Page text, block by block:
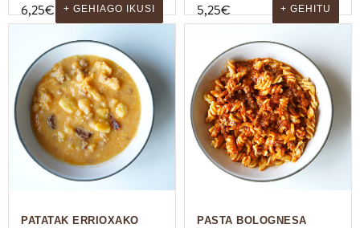
6,25€ + GEHIAGO IKUSI 5,25€ + GEHITU
PATATAK ERRIOXAKO
PASTA BOLOGNESA